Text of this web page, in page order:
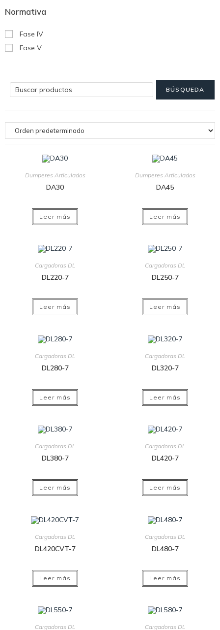
Normativa
Fase IV
Fase V
Dumperes Articulados
DA30
Leer más
Dumperes Articulados
DA45
Leer más
Cargadoras DL
DL220-7
Leer más
Cargadoras DL
DL250-7
Leer más
Cargadoras DL
DL280-7
Leer más
Cargadoras DL
DL320-7
Leer más
Cargadoras DL
DL380-7
Leer más
Cargadoras DL
DL420-7
Leer más
Cargadoras DL
DL420CVT-7
Leer más
Cargadoras DL
DL480-7
Leer más
Cargadoras DL Cargadoras DL